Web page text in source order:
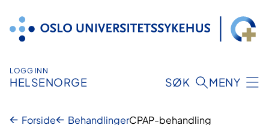
innhold
LOGG INN
HELSENORGE SØK MENY
Forside BehandlingerCPAP-behandling